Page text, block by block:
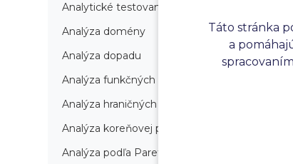
Analytické testovanie
Analýza domény
Analýza dopadu
Analýza funkčných bodov
Analýza hraničných hodnôt
Analýza koreňovej príčiny
Analýza podľa Paretovej metódy
Táto stránka
a